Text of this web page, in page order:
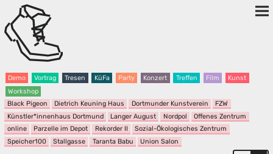
Demo Vortrag Tresen KüFa Party Konzert Treffen Film
Kunst
Workshop
Black Pigeon
Dietrich Keuning Haus Dortmunder Kunstverein
FZW
Künstler*innenhaus Dortmund
Langer August Nordpol
Offenes Zentrum
online
Parzelle im Depot Rekorder II
Sozial-Ökologisches Zentrum
Speicher100
Stallgasse Taranta Babu Union Salon